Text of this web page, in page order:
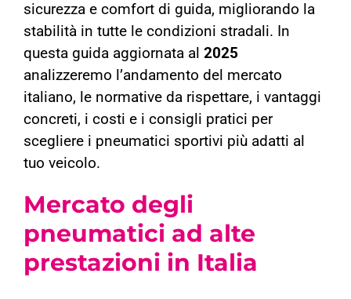
sicurezza e comfort di guida, migliorando la
stabilità in tutte le condizioni stradali. In
questa guida aggiornata al 2025
analizzeremo l’andamento del mercato
italiano, le normative da rispettare, i vantaggi
concreti, i costi e i consigli pratici per
scegliere i pneumatici sportivi più adatti al
tuo veicolo.
Mercato degli
pneumatici ad alte
prestazioni in Italia